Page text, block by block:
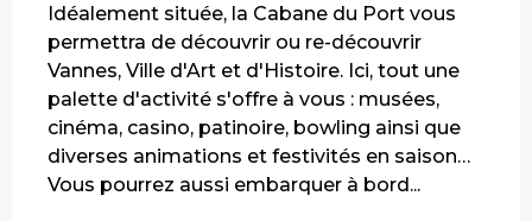
Idéalement située, la Cabane du Port vous
permettra de découvrir ou re-découvrir
Vannes, Ville d'Art et d'Histoire. Ici, tout une
palette d'activité s'offre à vous : musées,
cinéma, casino, patinoire, bowling ainsi que
diverses animations et festivités en saison…
Vous pourrez aussi embarquer à bord...